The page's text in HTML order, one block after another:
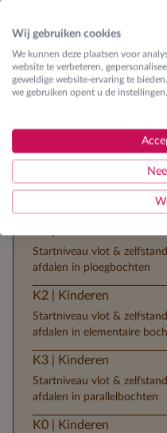
Wij gebruiken cookies
We kunnen deze plaatsen voor
website te verbeteren,
geweldige website-ervaring te
we gebruiken opent u de instellingen.
Zwembad en Wellness
5-persoonskamers
Volpension
Skilessen
Ontdek de
Startniveau vlot &
afdalen in ploegbochten
K2 | Kinderen
Startniveau vlot &
afdalen in elementaire
K3 | Kinderen
Startniveau vlot &
afdalen in parallelbochten
K0 | Kinderen